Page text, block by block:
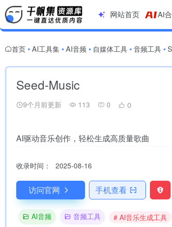
网站首页 AI
首页 • AI工具集 • AI音频 • 自媒体工具 • 音频工具 •
Seed-Music
9个月前更新 113 0 0
AI驱动音乐创作，轻松生成高质量歌曲
收录时间： 2025-08-16
访问官网 手机查看
AI音频 音频工具 # AI音乐生成工具